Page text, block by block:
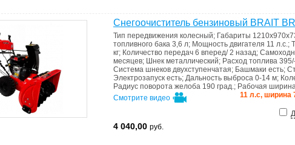
Снегоочиститель бензиновый BRAIT
Тип передвижения колесный; Габариты
топливного бака 3,6 л; Мощность двигателя 11 л.с.;
кг; Количество передач 6 вперед/ 2 назад;
месяцев; Шнек металлический; Расход топлива
Система шнеков двухступенчатая; Башмаки есть;
Электрозапуск есть; Дальность выброса 0-14 м;
Радиус поворота желоба 190 град.; Рабочая
11 л.с, ширина
Смотрите видео
4 040,00 руб.